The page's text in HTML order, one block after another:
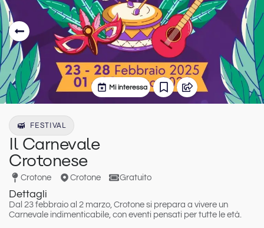
Mi interessa
FESTIVAL
Il Carnevale
Crotonese
Crotone Crotone Gratuito
Dettagli
Dal 23 febbraio al 2 marzo, Crotone si prepara a vivere un
Carnevale indimenticabile, con eventi pensati per tutte le età.